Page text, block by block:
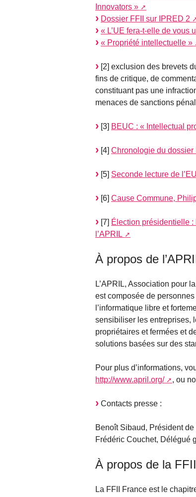
Innovators »
Dossier FFII sur IPRED 2
« L’UE fera-t-elle de vous
« Propriété intellectuelle »
[2] exclusion des brevets
fins de critique, de
constituant pas une
menaces de sanctions
[3] BEUC : « Intellectual
[4] Chronologie du dossier
[5] Seconde lecture de
[6] Cause Commune,
[7] Élection présidentielle
l’APRIL
À propos de
L’APRIL, Association pour
est composée de
l’informatique libre et
sensibiliser les entreprises,
propriétaires et fermées et
solutions basées sur des
Pour plus d’informations,
http://www.april.org/
, ou
Contacts presse :
Benoît Sibaud, Président
Frédéric Couchet, Délégué
À propos de la
La FFII France est le